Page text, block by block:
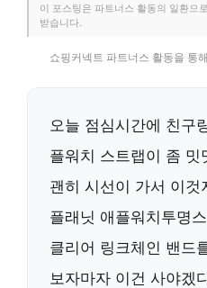
이 포스팅은 파트너스 활동의 일환으
받습니다.
쇼핑커넥트 파트너스 활동을 통
오늘 점심시간에 친구
플워치 스트랩이 좀 밋
괜히 시선이 가서 이것
플래닛 애플워치투명
클리어 링크체인 밴드
보자마자 이건 사야겠